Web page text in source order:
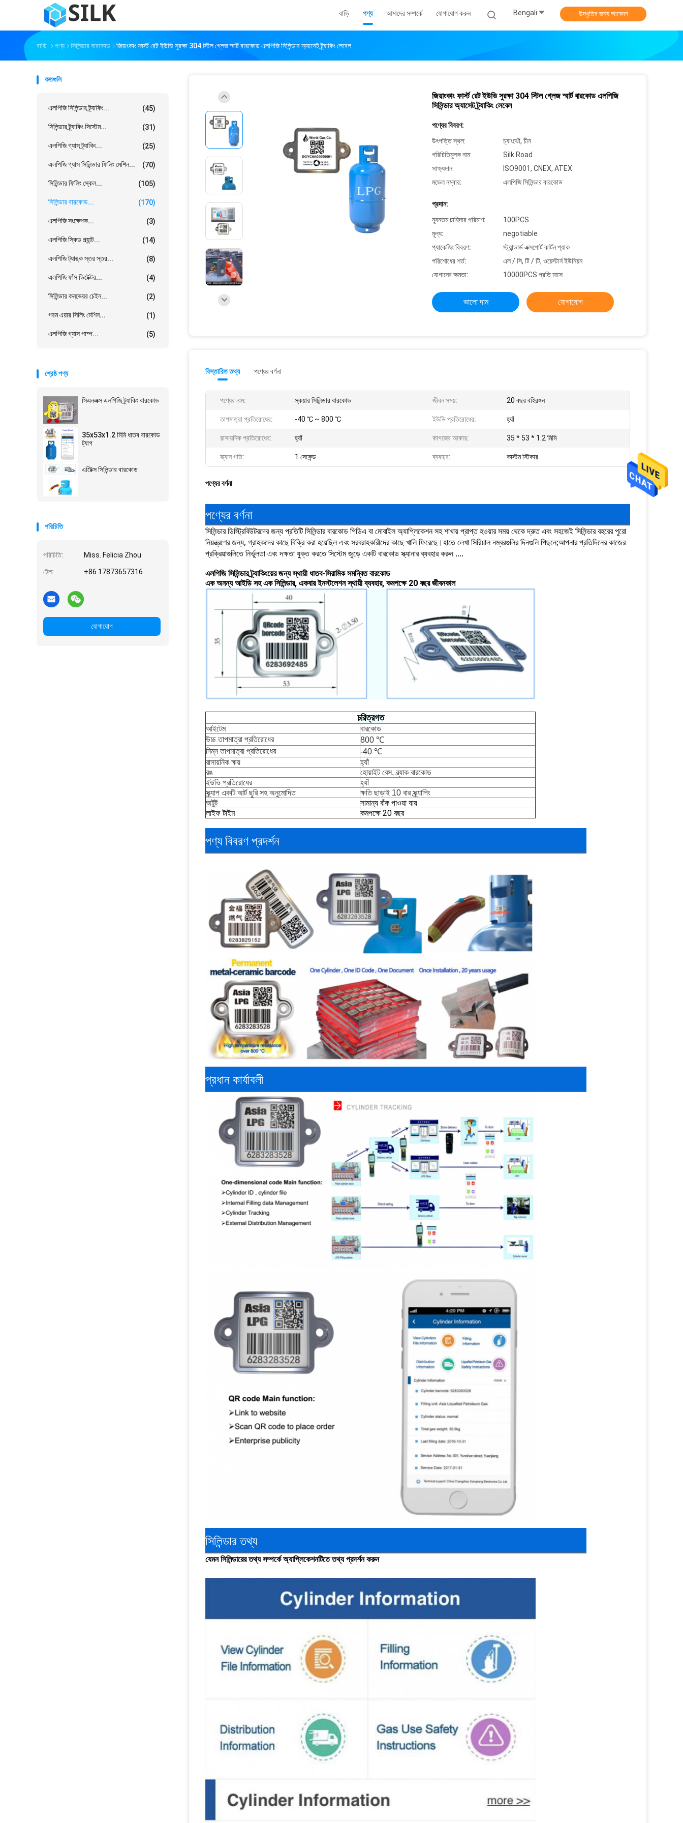
বাড়ি পণ্য আমাদের সম্পর্কে যোগাযোগ করুন Bengali উদ্ধৃতির জন্য আবেদন
বাড়ি পণ্য সিলিন্ডার বারকোড জিয়াংকাং ফার্স্ট রেট ইউভি সুরক্ষা 304 স্টিল গ্লেজ স্মার্ট বারকোড এলপিজি সিলিন্ডার অ্যাসেট ট্র্যাকিং লেবেল
কতগুলি
এলপিজি সিলিন্ডার ট্র্যাকিং... (45)
সিলিন্ডার ট্র্যাকিং সিস্টেম... (31)
এলপিজি গ্যাস ট্র্যাকিং... (25)
এলপিজি গ্যাস সিলিন্ডার ফিলিং মেশিন... (70)
সিলিন্ডার ফিলিং স্কেল... (105)
সিলিন্ডার বারকোড... (170)
এলপিজি সংক্ষেপক... (3)
এলপিজি স্কিড প্ল্যান্ট... (14)
এলপিজি ট্যাঙ্ক স্তর স্তর... (8)
এলপিজি ফাঁস ডিটেক্টর... (4)
সিলিন্ডার কনভেয়র চেইন... (2)
গরম এয়ার সিলিং মেশিন... (1)
এলপিজি গ্যাস পাম্প... (5)
শ্রেষ্ঠ পণ্য
সিএনএক্স এলপিজি ট্র্যাকিং বারকোড
35x53x1.2 মিমি ধাতব বারকোড
ট্যাগ
এটিেক্স সিলিন্ডার বারকোড
পরিচিতি
পরিচিতি: Miss. Felicia Zhou
টেল: +86 17873657316
যোগাযোগ
জিয়াংকাং ফার্স্ট রেট ইউভি সুরক্ষা 304 স্টিল গ্লেজ স্মার্ট বারকোড এলপিজি
সিলিন্ডার অ্যাসেট ট্র্যাকিং লেবেল
পণ্যের বিবরণ:
উৎপত্তি স্থল:
চ্যাংঝৌ, চীন
পরিচিতিমুলক নাম:
Silk Road
সাক্ষ্যদান:
ISO9001, CNEX, ATEX
মডেল নম্বার:
এলপিজি সিলিন্ডার বারকোড
প্রদান:
ন্যূনতম চাহিদার পরিমাণ:
100PCS
মূল্য:
negotiable
প্যাকেজিং বিবরণ:
স্ট্যান্ডার্ড এক্সপোর্ট কার্টন প্যাক
পরিশোধের শর্ত:
এল / সি, টি / টি, ওয়েস্টার্ন ইউনিয়ন
যোগানের ক্ষমতা:
10000PCS প্রতি মাসে
ভালো দাম যোগাযোগ
বিস্তারিত তথ্য পণ্যের বর্ণনা
পণ্যের নাম: স্কয়ার সিলিন্ডার বারকোড জীবন সময়: 20 বছর বহিরঙ্গন
তাপমাত্রা প্রতিরোধের: -40 ℃ ~ 800 ℃ ইউভি প্রতিরোধের: হ্যাঁ
রাসায়নিক প্রতিরোধের: হ্যাঁ কাগজের আকার: 35 * 53 * 1.2 মিমি
স্ক্যান গতি: 1 সেকেন্ড ব্যবহার: কাস্টম স্টিকার
পণ্যের বর্ণনা
পণ্যের বর্ণনা
সিলিন্ডার ডিস্ট্রিবিউটরদের জন্য প্রতিটি সিলিন্ডার বারকোড পিডিএ বা মোবাইল অ্যাপ্লিকেশন সহ শাখায় প্রাপ্ত হওয়ার সময় থেকে দ্রুত এবং সহজেই সিলিন্ডার বহরের পুরো
নিয়ন্ত্রণের জন্য, গ্রাহকদের কাছে বিক্রি করা হয়েছিল এবং সরবরাহকারীদের কাছে খালি ফিরেছে।হাতে লেখা সিরিয়াল নম্বরগুলির দিনগুলি পিছনে;আপনার প্রতিদিনের কাজের
প্রক্রিয়াগুলিতে নির্ভুলতা এবং দক্ষতা যুক্ত করতে সিস্টেম জুড়ে একটি বারকোড স্ক্যানার ব্যবহার করুন ....
এলপিজি সিলিন্ডার ট্র্যাকিংয়ের জন্য স্থায়ী ধাতব-সিরামিক সমন্বিত বারকোড
এক অনন্য আইডি সহ এক সিলিন্ডার, একবার ইনস্টলেশন স্থায়ী ব্যবহার, কমপক্ষে 20 বছর জীবনকাল
চরিত্রগত
আইটেম
বারকোড
উচ্চ তাপমাত্রা প্রতিরোধের
800 ℃
নিম্ন তাপমাত্রা প্রতিরোধের
-40 ℃
রাসায়নিক ক্ষয়
হ্যাঁ
রঙ
হোয়াইট বেস, ব্ল্যাক বারকোড
ইউভি প্রতিরোধের
হ্যাঁ
স্ক্র্যাপ একটি আর্ট ছুরি সহ অনুমোদিত
ক্ষতি ছাড়াই 10 বার স্ক্র্যাপিং
অটুট
সামান্য বাঁক পাওয়া যায়
লাইফ টাইম
কমপক্ষে 20 বছর
পণ্য বিবরণ প্রদর্শন
প্রধান কার্যাবলী
সিলিন্ডার তথ্য
যেমন সিলিন্ডারের তথ্য সম্পর্কে অ্যাপ্লিকেশনটিতে তথ্য প্রদর্শন করুন